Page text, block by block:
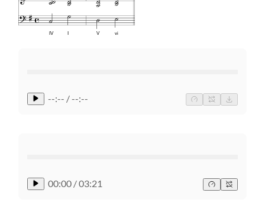
IV I V vi
--:-- / --:--
00:00 /03:21